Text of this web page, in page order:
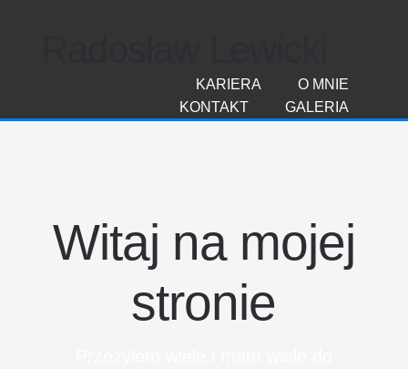
O MNIE
KARIERA
GALERIA
KONTAKT
Witaj na mojej
stronie